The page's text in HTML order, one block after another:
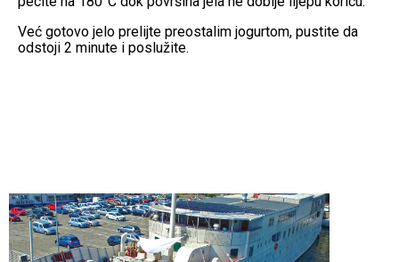
Već gotovo jelo prelijte preostalim jogurtom, pustite da
odstoji 2 minute i poslužite.